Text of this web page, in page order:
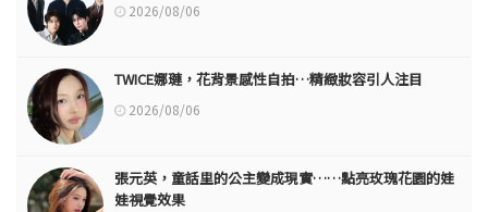
2026/08/06
TWICE娜璉，花背景感性自拍…精緻妝容引人注目
2026/08/06
張元英，童話里的公主變成現實……點亮玫瑰花園的娃
娃視覺效果